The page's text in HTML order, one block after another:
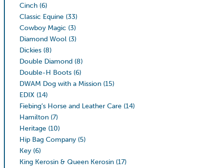
Cinch (6)
Classic Equine (33)
Cowboy Magic (3)
Diamond Wool (3)
Dickies (8)
Double Diamond (8)
Double-H Boots (6)
DWAM Dog with a Mission (15)
EDIX (14)
Fiebing’s Horse and Leather Care (14)
Hamilton (7)
Heritage (10)
Hip Bag Company (5)
Key (6)
King Kerosin & Queen Kerosin (17)